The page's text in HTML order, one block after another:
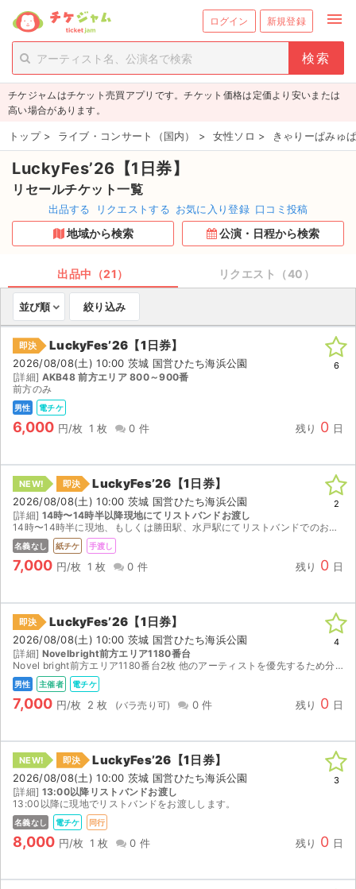
ログイン 新規登録 menu
person_add 新規会員登録
チケットを探す
新着チケット
値下げしたチケット
都道府県からチケットを探す
もうすぐ開催のチケット
チケットのリクエスト一覧
取扱チケット
ライブ・コンサート（国内）
ライブ・コンサート（海外）
イベント
演劇・ミュージカル
ご利用ガイド
ご利用ガイド
手数料・お支払い方法
AIに質問する
よくある質問
お知らせ
チケジャムはチケット売買アプリです。チケット価格は定価より安いまたは
高い場合があります。
トップ > ライブ・コンサート（国内） > 女性ソロ > きゃりーぱみゅ
LuckyFes’26【1日券】
リセールチケット一覧
出品する リクエストする お気に入り登録 口コミ投稿
地域から検索 公演・日程から検索
出品中（21） リクエスト（40）
並び順 絞り込み
即決 LuckyFes’26【1日券】
2026/08/08(土) 10:00 茨城 国営ひたち海浜公園
[詳細] AKB48 前方エリア 800～900番
前方のみ
男性 電チケ
6,000 円/枚 1 枚 0 件 残り 0 日
6
NEW! 即決 LuckyFes’26【1日券】
2026/08/08(土) 10:00 茨城 国営ひたち海浜公園
[詳細] 14時〜14時半以降現地にてリストバンドお渡し
14時〜14時半に現地、もしくは勝田駅、水戸駅にてリストバンドでのお渡しです。 値下げ対応可能です。 念の為、チケットのスクリーンショットも送ります。
名義なし 紙チケ 手渡し
7,000 円/枚 1 枚 0 件 残り 0 日
2
即決 LuckyFes’26【1日券】
2026/08/08(土) 10:00 茨城 国営ひたち海浜公園
[詳細] Novelbright前方エリア1180番台
Novel bright前方エリア1180番台2枚 他のアーティストを優先するため分配いたします。 よろしくお願いいたします。
男性 主催者 電チケ
7,000 円/枚 2 枚 0 件 残り 0 日
4
NEW! 即決 LuckyFes’26【1日券】
2026/08/08(土) 10:00 茨城 国営ひたち海浜公園
[詳細] 13:00以降リストバンドお渡し
13:00以降に現地でリストバンドをお渡しします。
名義なし 電チケ 同行
8,000 円/枚 1 枚 0 件 残り 0 日
3